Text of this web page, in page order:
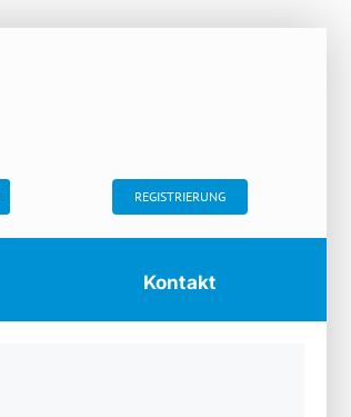
REGISTRIERUNG
Kontakt